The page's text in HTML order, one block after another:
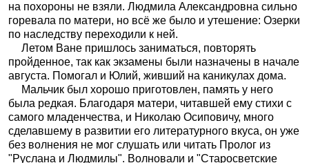
на похороны не взяли. Людмила Александровна сильно
горевала по матери, но всё же было и утешение: Озерки
по наследству переходили к ней.
Летом Ване пришлось заниматься, повторять
пройденное, так как экзамены были назначены в начале
августа. Помогал и Юлий, живший на каникулах дома.
Мальчик был хорошо приготовлен, память у него
была редкая. Благодаря матери, читавшей ему стихи с
самого младенчества, и Николаю Осиповичу, много
сделавшему в развитии его литературного вкуса, он уже
без волнения не мог слушать или читать Пролог из
"Руслана и Людмилы". Волновали и "Старосветские